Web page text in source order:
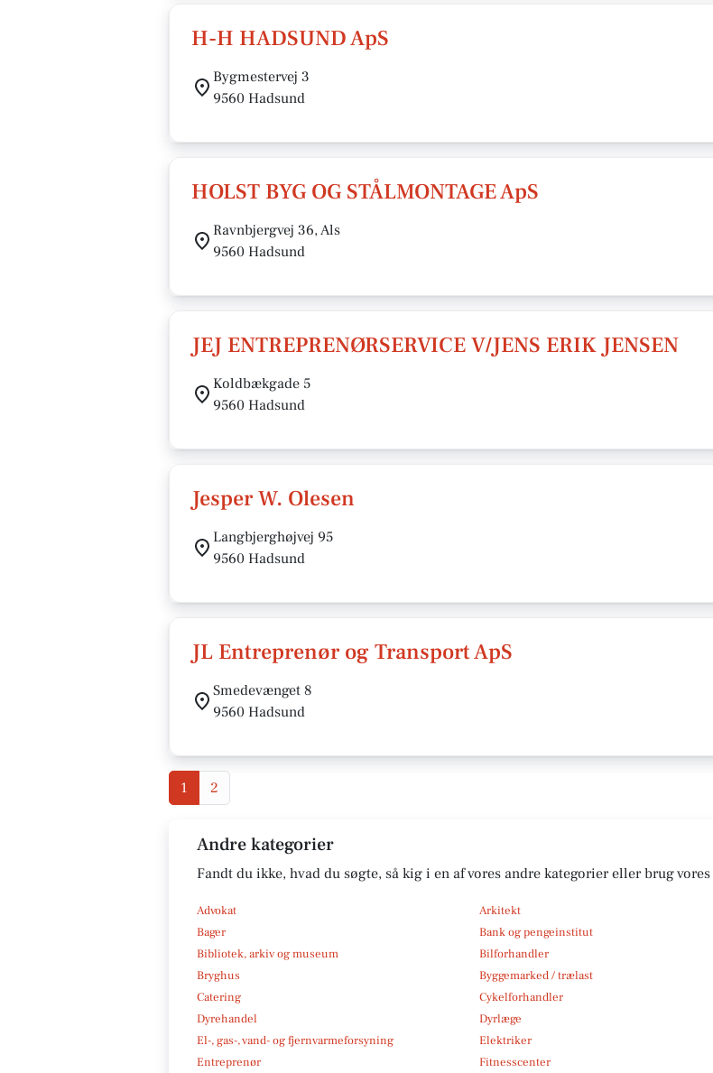
H-H HADSUND ApS
Bygmestervej 3
9560 Hadsund
HOLST BYG OG STÅLMONTAGE ApS
Ravnbjergvej 36, Als
9560 Hadsund
JEJ ENTREPRENØRSERVICE V/JENS ERIK JENSEN
Koldbækgade 5
9560 Hadsund
Jesper W. Olesen
Langbjerghøjvej 95
9560 Hadsund
JL Entreprenør og Transport ApS
Smedevænget 8
9560 Hadsund
1 2
Andre kategorier
Fandt du ikke, hvad du søgte, så kig i en af vores andre kategorier eller brug vores
Advokat Arkitekt
Bager
Bank og pengeinstitut
Bibliotek, arkiv og museum
Bilforhandler
Bryghus
Byggemarked / trælast
Catering
Cykelforhandler
Dyrehandel
Dyrlæge
El-, gas-, vand- og fjernvarmeforsyning
Elektriker
Entreprenør
Fitnesscenter